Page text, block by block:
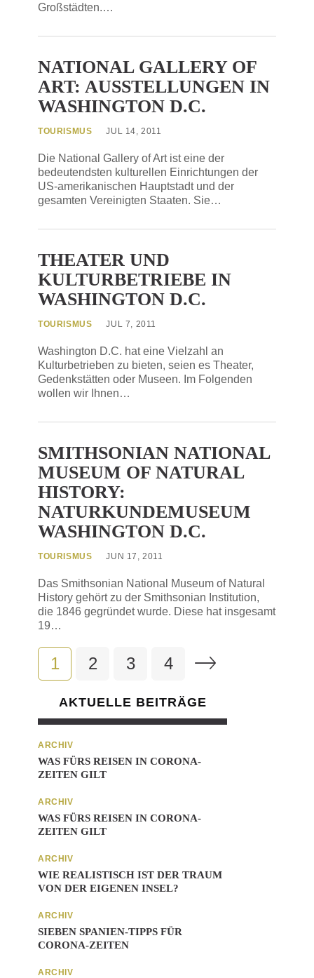
Großstädten.…
NATIONAL GALLERY OF
ART: AUSSTELLUNGEN IN
WASHINGTON D.C.
TOURISMUS JUL 14, 2011
Die National Gallery of Art ist eine der
bedeutendsten kulturellen Einrichtungen der
US-amerikanischen Hauptstadt und der
gesamten Vereinigten Staaten. Sie…
THEATER UND
KULTURBETRIEBE IN
WASHINGTON D.C.
TOURISMUS JUL 7, 2011
Washington D.C. hat eine Vielzahl an
Kulturbetrieben zu bieten, seien es Theater,
Gedenkstätten oder Museen. Im Folgenden
wollen wir Ihnen…
SMITHSONIAN NATIONAL
MUSEUM OF NATURAL
HISTORY:
NATURKUNDEMUSEUM
WASHINGTON D.C.
TOURISMUS JUN 17, 2011
Das Smithsonian National Museum of Natural
History gehört zu der Smithsonian Institution,
die 1846 gegründet wurde. Diese hat insgesamt
19…
1 2 3 4
AKTUELLE BEITRÄGE
ARCHIV
WAS FÜRS REISEN IN CORONA-
ZEITEN GILT
ARCHIV
WAS FÜRS REISEN IN CORONA-
ZEITEN GILT
ARCHIV
WIE REALISTISCH IST DER TRAUM
VON DER EIGENEN INSEL?
ARCHIV
SIEBEN SPANIEN-TIPPS FÜR
CORONA-ZEITEN
ARCHIV